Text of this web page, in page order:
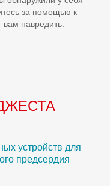
за помощью к
навредить.
устройств для
предсердия